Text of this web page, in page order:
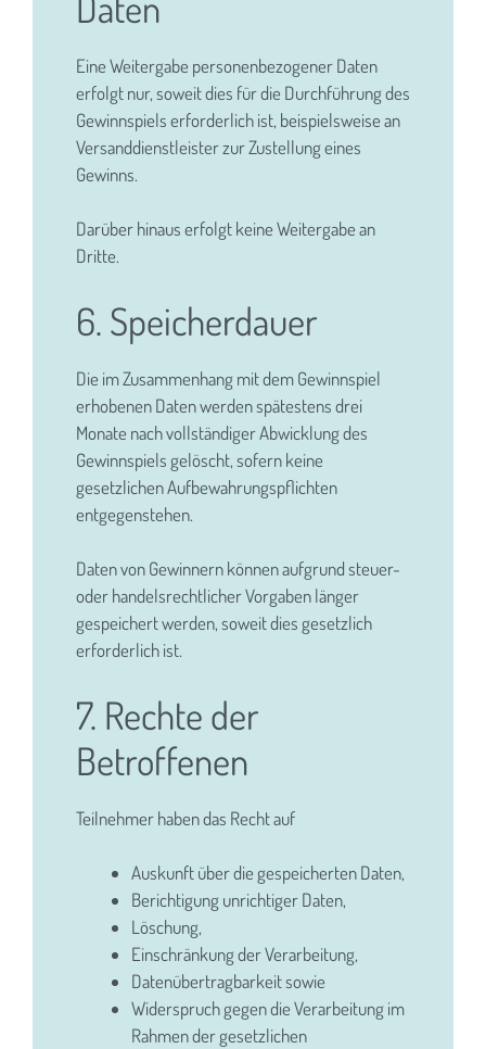
Eine Weitergabe personenbezogener Daten
erfolgt nur, soweit dies für die Durchführung des
Gewinnspiels erforderlich ist, beispielsweise an
Versanddienstleister zur Zustellung eines
Gewinns.
Darüber hinaus erfolgt keine Weitergabe an
Dritte.
6. Speicherdauer
Die im Zusammenhang mit dem Gewinnspiel
erhobenen Daten werden spätestens drei
Monate nach vollständiger Abwicklung des
Gewinnspiels gelöscht, sofern keine
gesetzlichen Aufbewahrungspflichten
entgegenstehen.
Daten von Gewinnern können aufgrund steuer-
oder handelsrechtlicher Vorgaben länger
gespeichert werden, soweit dies gesetzlich
erforderlich ist.
7. Rechte der
Betroffenen
Teilnehmer haben das Recht auf
Auskunft über die gespeicherten Daten,
Berichtigung unrichtiger Daten,
Löschung,
Einschränkung der Verarbeitung,
Datenübertragbarkeit sowie
Widerspruch gegen die Verarbeitung im
Rahmen der gesetzlichen